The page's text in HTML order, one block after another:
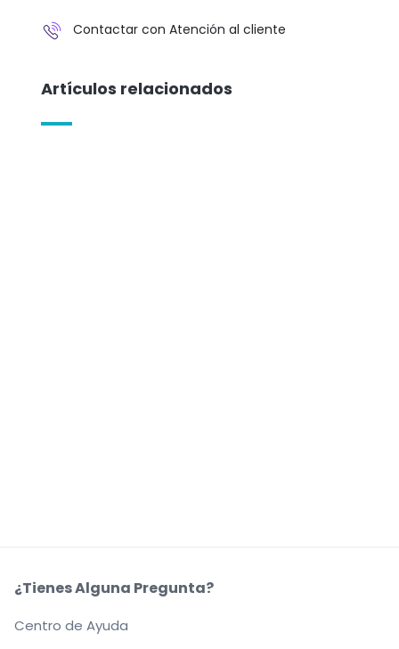
Contactar con Atención al cliente
Artículos relacionados
¿Tienes Alguna Pregunta?
Centro de Ayuda